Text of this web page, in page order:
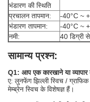
भंडारण की स्थिति
प्रचालन तापमान:
-40°C ~
भंडारण तापमान:
-40°C ~
नमी:
40 डिग्री
सामान्य प्रश्न:
Q1: आप एक कारखाने या
ए: लुनफेंग झिल्ली स्विच /
मेम्ब्रेन स्विच के विशेषज्ञ हैं।